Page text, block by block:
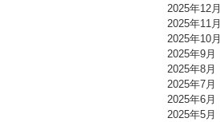
2025年12月
2025年11月
2025年10月
2025年9月
2025年8月
2025年7月
2025年6月
2025年5月